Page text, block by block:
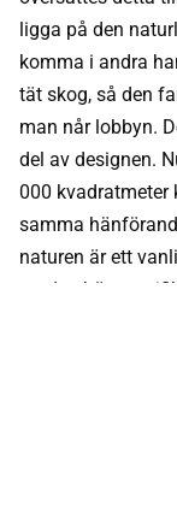
ligga på den
komma i andra
tät skog, så den
man når lobbyn.
del av designen.
000 kvadratmeter
samma
naturen är ett
att den här